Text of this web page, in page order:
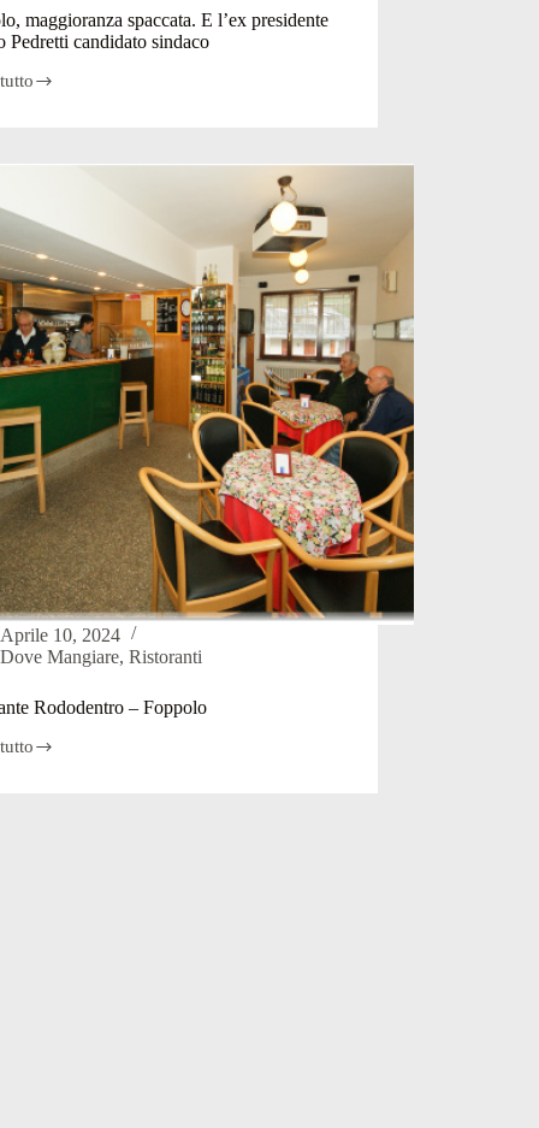
maggioranza spaccata. E l’ex presidente
Pedretti candidato sindaco
Aprile 10, 2024
Dove Mangiare,Ristoranti
Rododentro – Foppolo